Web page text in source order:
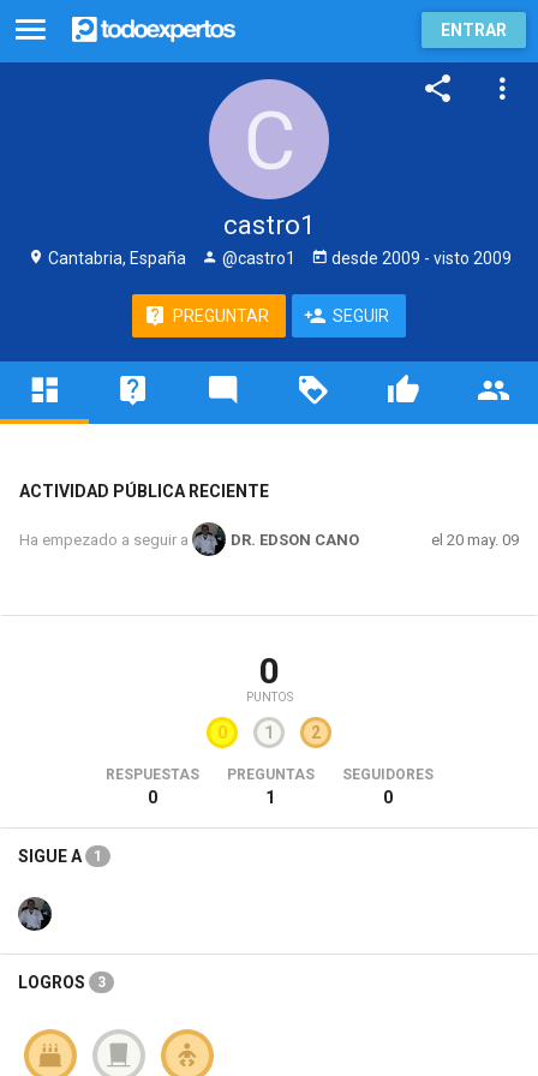
ENTRAR
castro1
Cantabria, España @castro1 desde 2009 - visto 2009
PREGUNTAR SEGUIR
ACTIVIDAD PÚBLICA RECIENTE
Ha empezado a seguir a DR. EDSON CANO el 20 may. 09
0
PUNTOS
0 1 2
RESPUESTAS
0
PREGUNTAS
1
SEGUIDORES
0
SIGUE A 1
LOGROS 3